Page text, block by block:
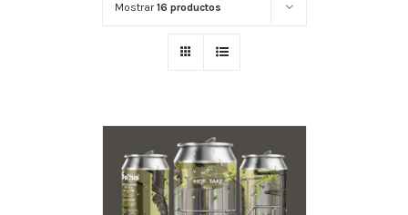
Mostrar16 productos